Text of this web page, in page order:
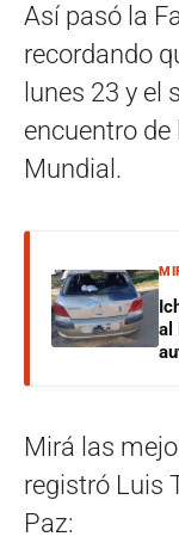
Así pasó la
recordando
lunes 23 y el
encuentro de
Mundial.
al
Mirá las
registró Luis
Paz: